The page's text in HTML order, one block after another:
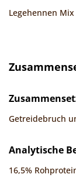
Legehennen Mix
Getreidebruch
Analytische
16,5%